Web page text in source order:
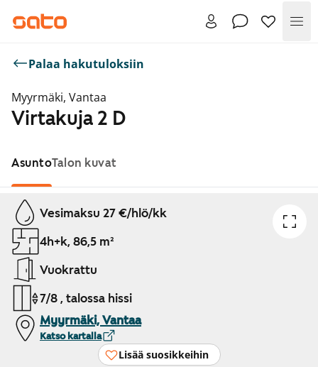
Palaa hakutuloksiin
Myyrmäki, Vantaa
Virtakuja 2 D
AsuntoTalon kuvat
Näytetään dia 1 / 1
Vesimaksu 27 €/hlö/kk
4h+k, 86,5 m²
Vuokrattu
7/8 , talossa hissi
Myyrmäki, Vantaa
Katso kartalla
Lisää suosikkeihin